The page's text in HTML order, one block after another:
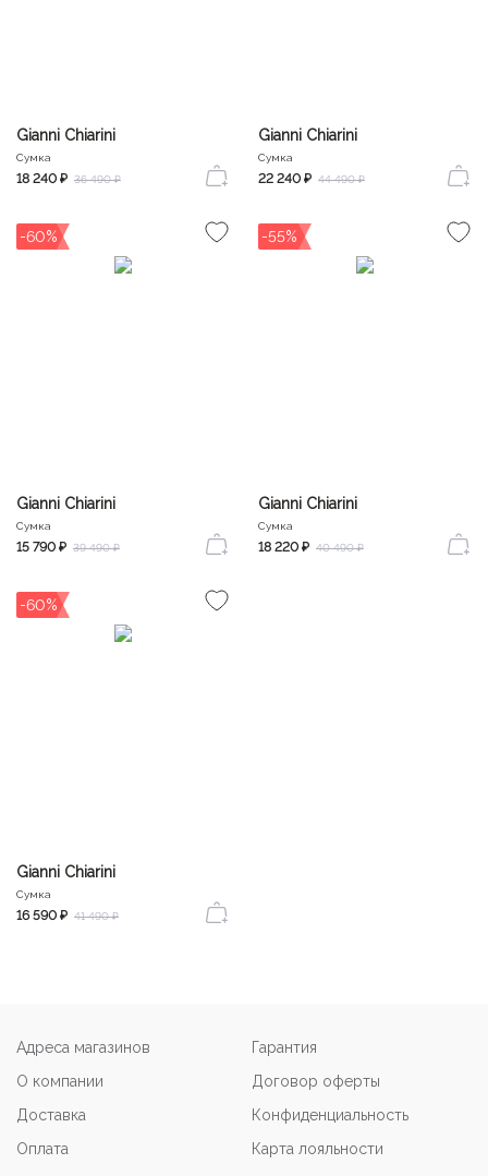
Gianni Chiarini
Сумка
18 240 ₽ 36 490 ₽
Gianni Chiarini
Сумка
22 240 ₽ 44 490 ₽
-60%
Gianni Chiarini
Сумка
15 790 ₽ 39 490 ₽
-55%
Gianni Chiarini
Сумка
18 220 ₽ 40 490 ₽
-60%
Gianni Chiarini
Сумка
16 590 ₽ 41 490 ₽
Адреса магазинов
О компании
Доставка
Оплата
Гарантия
Договор оферты
Конфиденциальность
Карта лояльности